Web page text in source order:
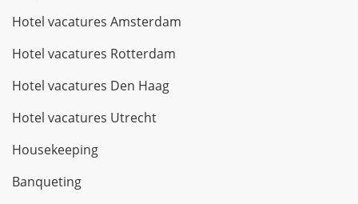
Hotel vacatures Amsterdam
Hotel vacatures Rotterdam
Hotel vacatures Den Haag
Hotel vacatures Utrecht
Housekeeping
Banqueting